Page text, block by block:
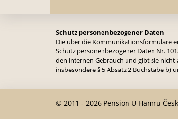
Schutz personenbezogener Daten
Die über die Kommunikationsformulare
Schutz personenbezogener Daten Nr.
den internen Gebrauch und gibt sie nicht
insbesondere § 5 Absatz 2 Buchstabe b)
© 2011 - 2026 Pension U Hamru